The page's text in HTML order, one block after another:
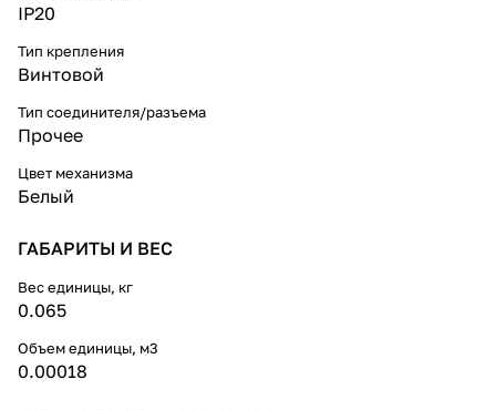
IP20
Тип крепления
Винтовой
Тип соединителя/разъема
Прочее
Цвет механизма
Белый
ГАБАРИТЫ И ВЕС
Вес единицы, кг
0.065
Объем единицы, м3
0.00018